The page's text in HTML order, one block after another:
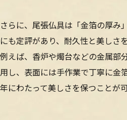
さらに、尾張仏具は「金箔の厚み
にも定評があり、耐久性と美しさ
例えば、香炉や燭台などの金属部
用し、表面には手作業で丁寧に金
年にわたって美しさを保つことが可